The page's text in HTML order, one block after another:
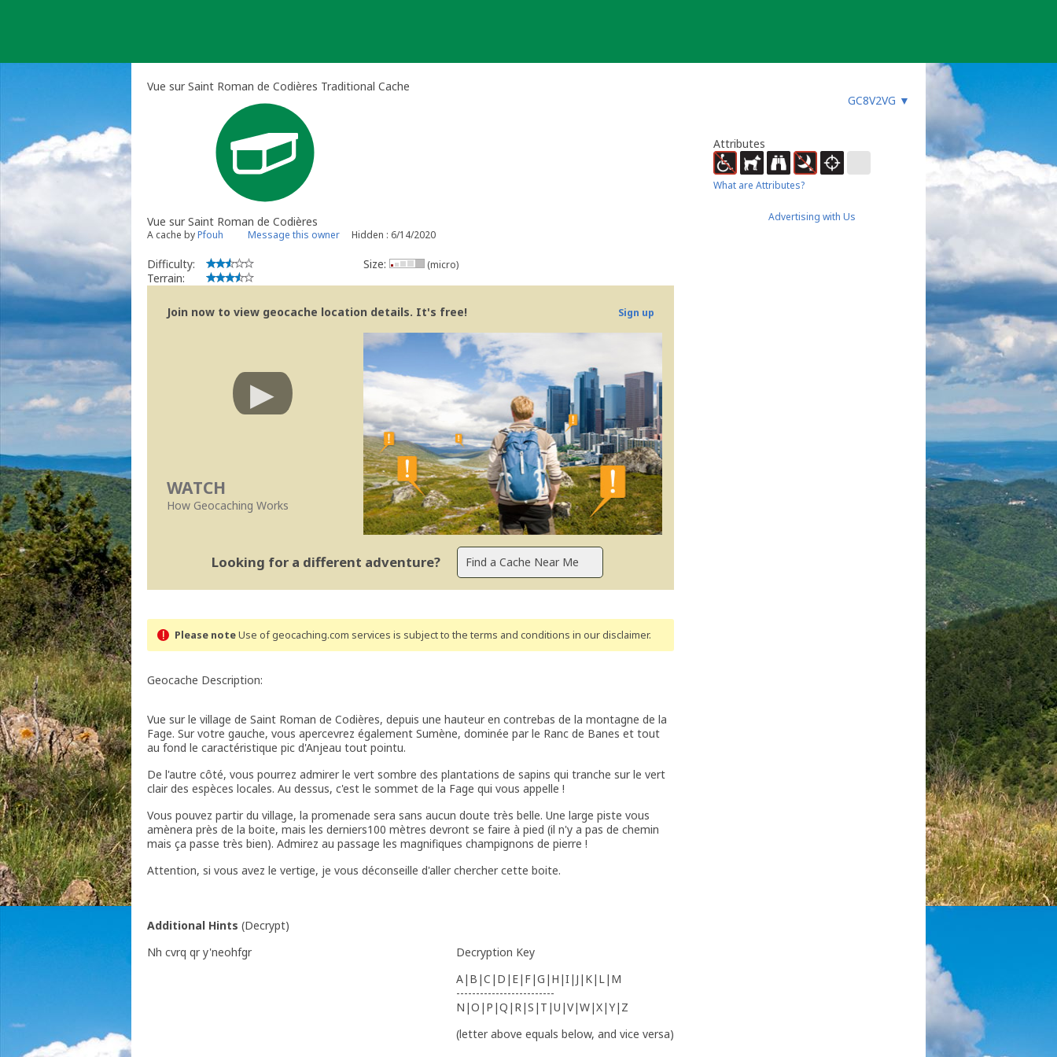
Vue sur Saint Roman de Codières Traditional Cache
GC8V2VG ▼
Vue sur Saint Roman de Codières
A cache byPfouh Message this owner Hidden : 6/14/2020
Difficulty:
Terrain:
Size: (micro)
Join now to view geocache location details. It's free! Sign up
WATCH
How Geocaching Works
Looking for a different adventure?
Please noteUse of geocaching.com services is subject to the terms and conditions in our disclaimer.
Geocache Description:
Vue sur le village de Saint Roman de Codières, depuis une hauteur en contrebas de la montagne de la
Fage. Sur votre gauche, vous apercevrez également Sumène, dominée par le Ranc de Banes et tout
au fond le caractéristique pic d'Anjeau tout pointu.
De l'autre côté, vous pourrez admirer le vert sombre des plantations de sapins qui tranche sur le vert
clair des espèces locales. Au dessus, c'est le sommet de la Fage qui vous appelle !
Vous pouvez partir du village, la promenade sera sans aucun doute très belle. Une large piste vous
amènera près de la boite, mais les derniers100 mètres devront se faire à pied (il n'y a pas de chemin
mais ça passe très bien). Admirez au passage les magnifiques champignons de pierre !
Attention, si vous avez le vertige, je vous déconseille d'aller chercher cette boite.
Additional Hints (Decrypt)
Nh cvrq qr y'neohfgr
Decryption Key
A|B|C|D|E|F|G|H|I|J|K|L|M
-------------------------
N|O|P|Q|R|S|T|U|V|W|X|Y|Z
(letter above equals below, and vice versa)
Attributes
What are Attributes?
Advertising with Us